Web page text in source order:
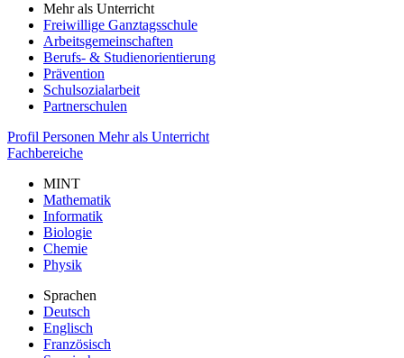
Mehr als Unterricht
Freiwillige Ganztagsschule
Arbeitsgemeinschaften
Berufs- & Studienorientierung
Prävention
Schulsozialarbeit
Partnerschulen
Profil Personen Mehr als Unterricht
Fachbereiche
MINT
Mathematik
Informatik
Biologie
Chemie
Physik
Sprachen
Deutsch
Englisch
Französisch